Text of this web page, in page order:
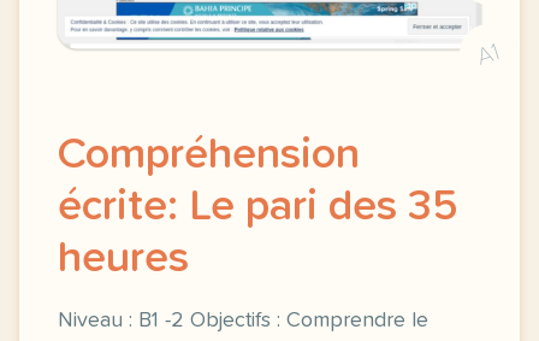
A1
Compréhension
écrite: Le pari des 35
heures
Niveau : B1 -2 Objectifs : Comprendre le